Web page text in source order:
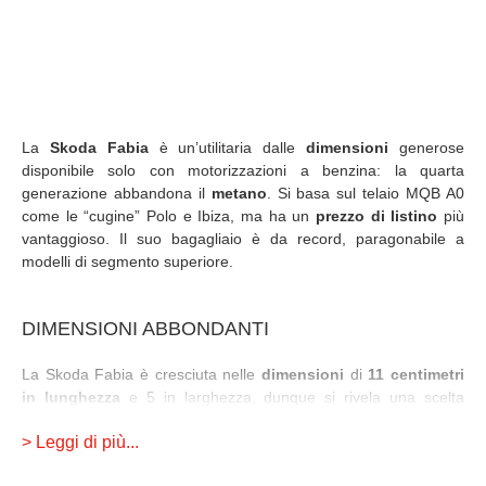
La Skoda Fabiaè un’utilitaria dalledimensioni generose
disponibile solo con motorizzazioni a benzina: la quarta
generazione abbandona il metano . Si basa sul telaio MQB A0
come le “cugine” Polo e Ibiza, ma ha un prezzo di listino più
vantaggioso. Il suo bagagliaio è da record, paragonabile a
modelli di segmento superiore.
DIMENSIONI ABBONDANTI
La Skoda Fabia è cresciuta nelle dimensioni di 11 centimetri
in lunghezza e 5 in larghezza, dunque si rivela una scelta
Non solo è spaziosa per i passeggeri, davanti e dietro, è anche
> Leggi di più...